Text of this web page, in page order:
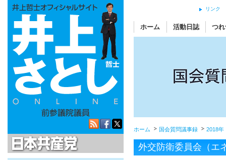
リンク
ホーム 活動日誌 つ
ホーム 国会質問議事録 2018年
外交防衛委員会（エ